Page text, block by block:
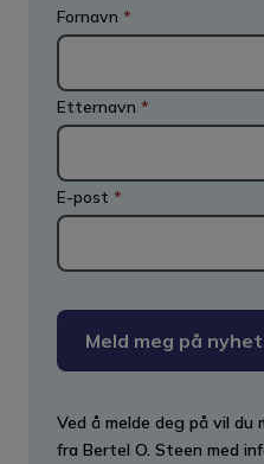
Fornavn *
Etternavn *
E-post *
Meld meg på
Ved å melde deg på vil
fra Bertel O. Steen med